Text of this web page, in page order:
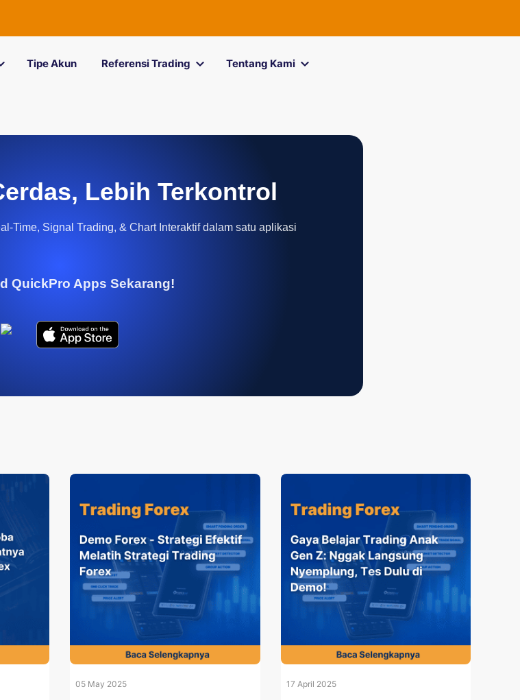
Tipe Akun Referensi Trading Tentang Kami
Lebih Terkontrol
Time, Signal Trading, & Chart Interaktif dalam satu aplikasi
QuickPro Apps Sekarang!
05 May 2025 17 April 2025